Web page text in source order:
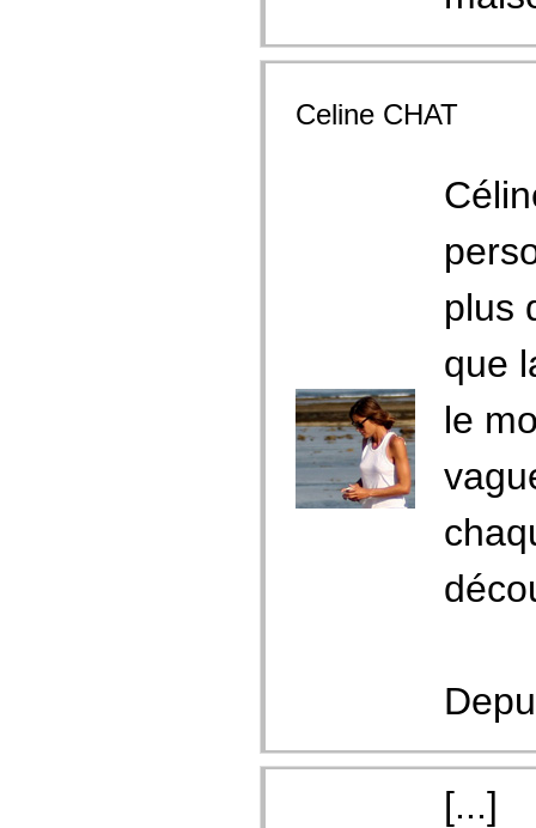
Celine CHAT
plus
que
le
[...]